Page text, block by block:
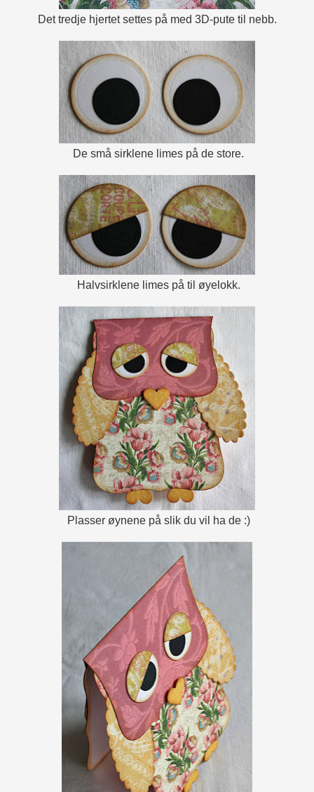
Det tredje hjertet settes på med 3D-pute til nebb.
De små sirklene limes på de store.
Halvsirklene limes på til øyelokk.
Plasser øynene på slik du vil ha de :)